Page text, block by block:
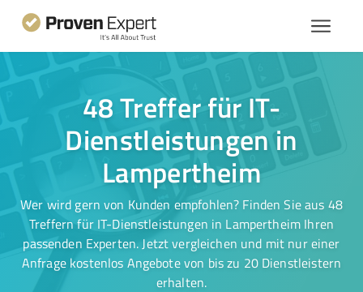
48 Treffer für IT-
Dienstleistungen in
Lampertheim
Wer wird gern von Kunden empfohlen? Finden Sie aus 48
Treffern für IT-Dienstleistungen in Lampertheim Ihren
passenden Experten. Jetzt vergleichen und mit nur einer
Anfrage kostenlos Angebote von bis zu 20 Dienstleistern
erhalten.